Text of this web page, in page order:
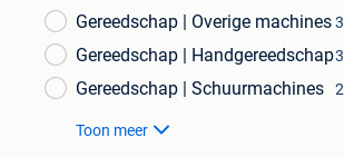
Gereedschap | Overige machines3
Gereedschap | Handgereedschap3
Gereedschap | Schuurmachines 2
Toon meer